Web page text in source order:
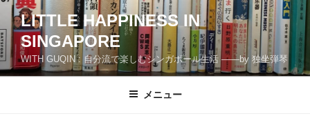
テ
ン
ツ
LITTLE HAPPINESS IN
SINGAPORE
WITH GUQIN : 自分流で楽しむシンガポール生活 ――by 独坐弾琴
メニュー